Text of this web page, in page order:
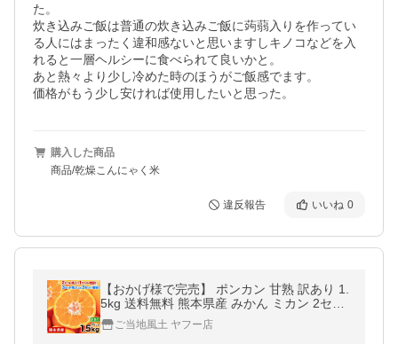
た。
炊き込みご飯は普通の炊き込みご飯に蒟蒻入りを作ってい
る人にはまったく違和感ないと思いますしキノコなどを入
れると一層ヘルシーに食べられて良いかと。
あと熱々より少し冷めた時のほうがご飯感でます。
価格がもう少し安ければ使用したいと思った。
購入した商品
商品/乾燥こんにゃく米
違反報告 いいね 0
【おかげ様で完売】 ポンカン 甘熟 訳あり 1.
5kg 送料無料 熊本県産 みかん ミカン 2セッ
ト購入で1セット分増量 柑橘 旬 2月上旬-2月
末頃より発送予定
ご当地風土 ヤフー店